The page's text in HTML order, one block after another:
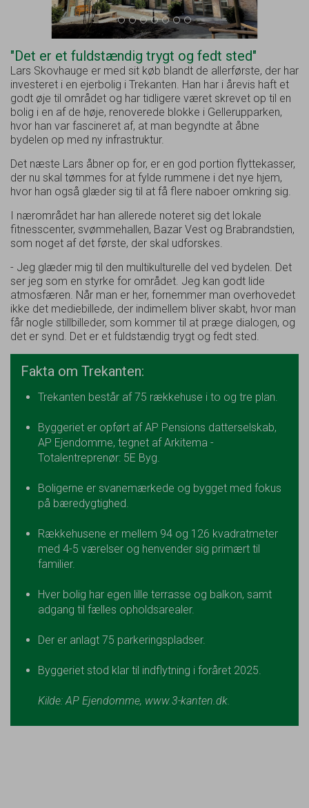
"Det er et fuldstændig trygt og fedt sted"
Lars Skovhauge er med sit køb blandt de allerførste, der har
investeret i en ejerbolig i Trekanten. Han har i årevis haft et
godt øje til området og har tidligere været skrevet op til en
bolig i en af de høje, renoverede blokke i Gellerupparken,
hvor han var fascineret af, at man begyndte at åbne
bydelen op med ny infrastruktur.
Det næste Lars åbner op for, er en god portion flyttekasser,
der nu skal tømmes for at fylde rummene i det nye hjem,
hvor han også glæder sig til at få flere naboer omkring sig.
I nærområdet har han allerede noteret sig det lokale
fitnesscenter, svømmehallen, Bazar Vest og Brabrandstien,
som noget af det første, der skal udforskes.
- Jeg glæder mig til den multikulturelle del ved bydelen. Det
ser jeg som en styrke for området. Jeg kan godt lide
atmosfæren. Når man er her, fornemmer man overhovedet
ikke det mediebillede, der indimellem bliver skabt, hvor man
får nogle stillbilleder, som kommer til at præge dialogen, og
det er synd. Det er et fuldstændig trygt og fedt sted.
Fakta om Trekanten:
Trekanten består af 75 rækkehuse i to og tre plan.
Byggeriet er opført af AP Pensions datterselskab,
AP Ejendomme, tegnet af Arkitema -
Totalentreprenør: 5E Byg.
Boligerne er svanemærkede og bygget med fokus
på bæredygtighed.
Rækkehusene er mellem 94 og 126 kvadratmeter
med 4-5 værelser og henvender sig primært til
familier.
Hver bolig har egen lille terrasse og balkon, samt
adgang til fælles opholdsarealer.
Der er anlagt 75 parkeringspladser.
Byggeriet stod klar til indflytning i foråret 2025.
Kilde: AP Ejendomme, www.3-kanten.dk.